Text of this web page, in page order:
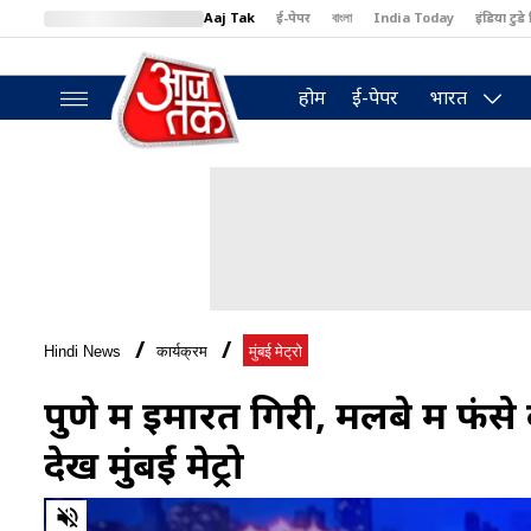
Aaj Tak ई-पेपर বাংলা India Today इंडिया टुडे
BT Bazaar
होम ई-पेपर भारत
Hindi News कार्यक्रम मुंबई मेट्रो
पुणे में इमारत गिरी, मलबे में
देखें मुंबई मेट्रो
0
of